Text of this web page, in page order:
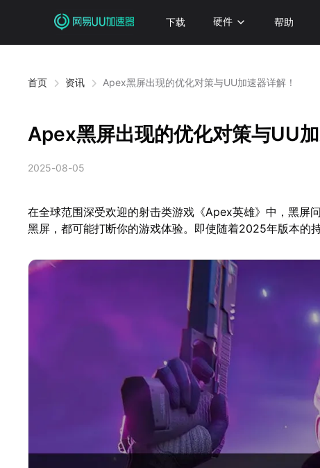
下载 硬件 帮助
首页 资讯 Apex黑屏出现的优化对策与UU加速器详解！
Apex黑屏出现的优化对策与UU加
2025-08-05
在全球范围深受欢迎的射击类游戏《Apex英雄》中，黑屏
黑屏，都可能打断你的游戏体验。即使随着2025年版本的